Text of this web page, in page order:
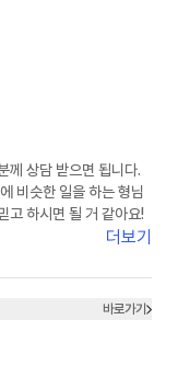
께 상담 받으면 됩니다.
비슷한 일을 하는 형님
고 하시면 될 거 같아요!
더보기
바로가기